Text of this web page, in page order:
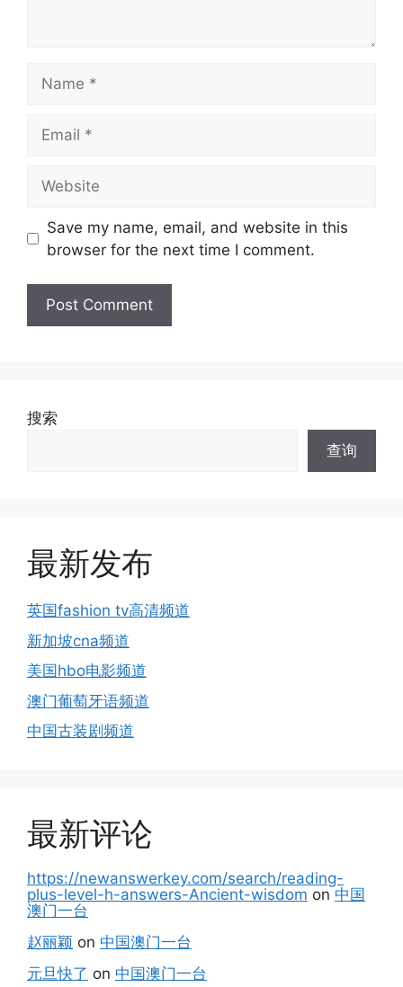
Save my name, email, and website in this
browser for the next time I comment.
搜索
查询
最新发布
英国fashion tv高清频道
新加坡cna频道
美国hbo电影频道
澳门葡萄牙语频道
中国古装剧频道
最新评论
https://newanswerkey.com/search/reading-
plus-level-h-answers-Ancient-wisdom on 中国
澳门一台
赵丽颖 on 中国澳门一台
元旦快了 on 中国澳门一台